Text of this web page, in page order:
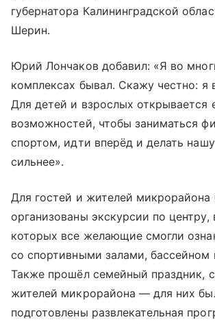
губернатора Калининградской
Шерин.
Юрий Лончаков добавил: «Я во
комплексах бывал. Скажу честно: я
Для детей и взрослых открывается
возможностей, чтобы заниматься
спортом, идти вперёд и делать
сильнее».
Для гостей и жителей микрорайона
организованы экскурсии по центру,
которых все желающие смогли
со спортивными залами,
Также прошёл семейный праздник,
жителей микрорайона — для них
подготовлены развлекательная